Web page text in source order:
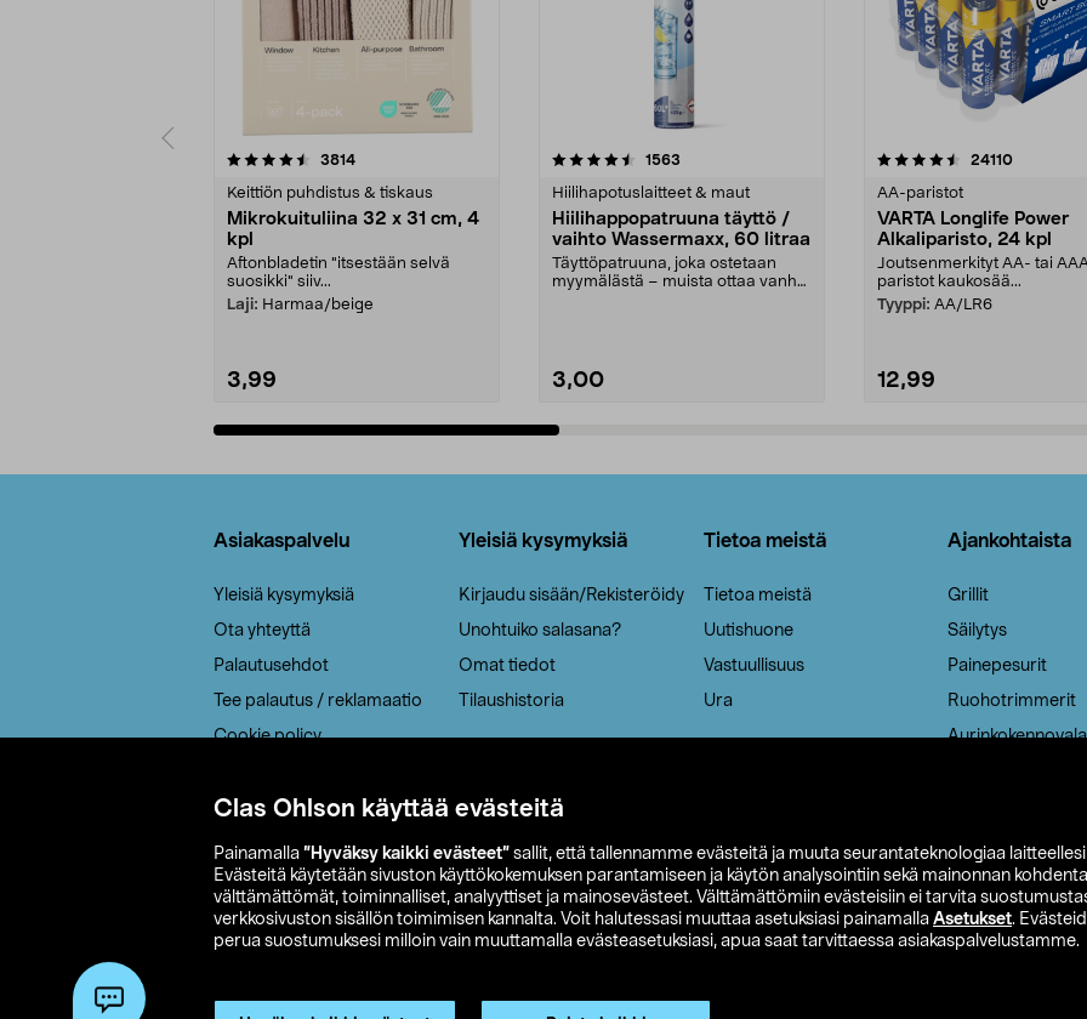
Clas Ohlson käyttää evästeitä
Painamalla ”Hyväksy kaikki evästeet” sallit, että tallennamme evästeitä ja muuta seurantateknologiaa laitteellesi
Evästeitä käytetään sivuston käyttökokemuksen parantamiseen ja käytön analysointiin sekä mainonnan
välttämättömät, toiminnalliset, analyyttiset ja mainosevästeet. Välttämättömiin evästeisiin ei tarvita
verkkosivuston sisällön toimimisen kannalta. Voit halutessasi muuttaa asetuksiasi painamalla Asetukset.
perua suostumuksesi milloin vain muuttamalla evästeasetuksiasi, apua saat tarvittaessa asiakaspalvelustamme.
3814arvostelut
Keittiön puhdistus & tiskaus
Mikrokuituliina 32 x 31 cm, 4
kpl
Aftonbladetin "itsestään selvä
suosikki" siiv...
Laji: Harmaa/beige
3,99
4.5viidestä
1563
Hiilihapotuslaitteet & maut
Hiilihappopatruuna täyttö /
vaihto Wassermaxx, 60 litraa
Täyttöpatruuna, joka ostetaan
myymälästä – muista ottaa vanha
3,00
4.5viidestä
24110arvostelut
AA-paristot
VARTA Longlife Power
Alkaliparisto, 24 kpl
Joutsenmerkityt AA- tai
paristot kaukosää...
Tyyppi: AA/LR6
12,99
4.5viidestä
Asiakaspalvelu
Yleisiä kysymyksiä
Ota yhteyttä
Palautusehdot
Tee palautus / reklamaatio
Cookie policy
Saavutettavuus
Yleisiä kysymyksiä
Kirjaudu sisään/Rekisteröidy
Unohtuiko salasana?
Omat tiedot
Tilaushistoria
Tietoa meistä
Tietoa meistä
Uutishuone
Vastuullisuus
Ura
Ajankohtaista
Grillit
Säilytys
Painepesurit
Ruohotrimmerit